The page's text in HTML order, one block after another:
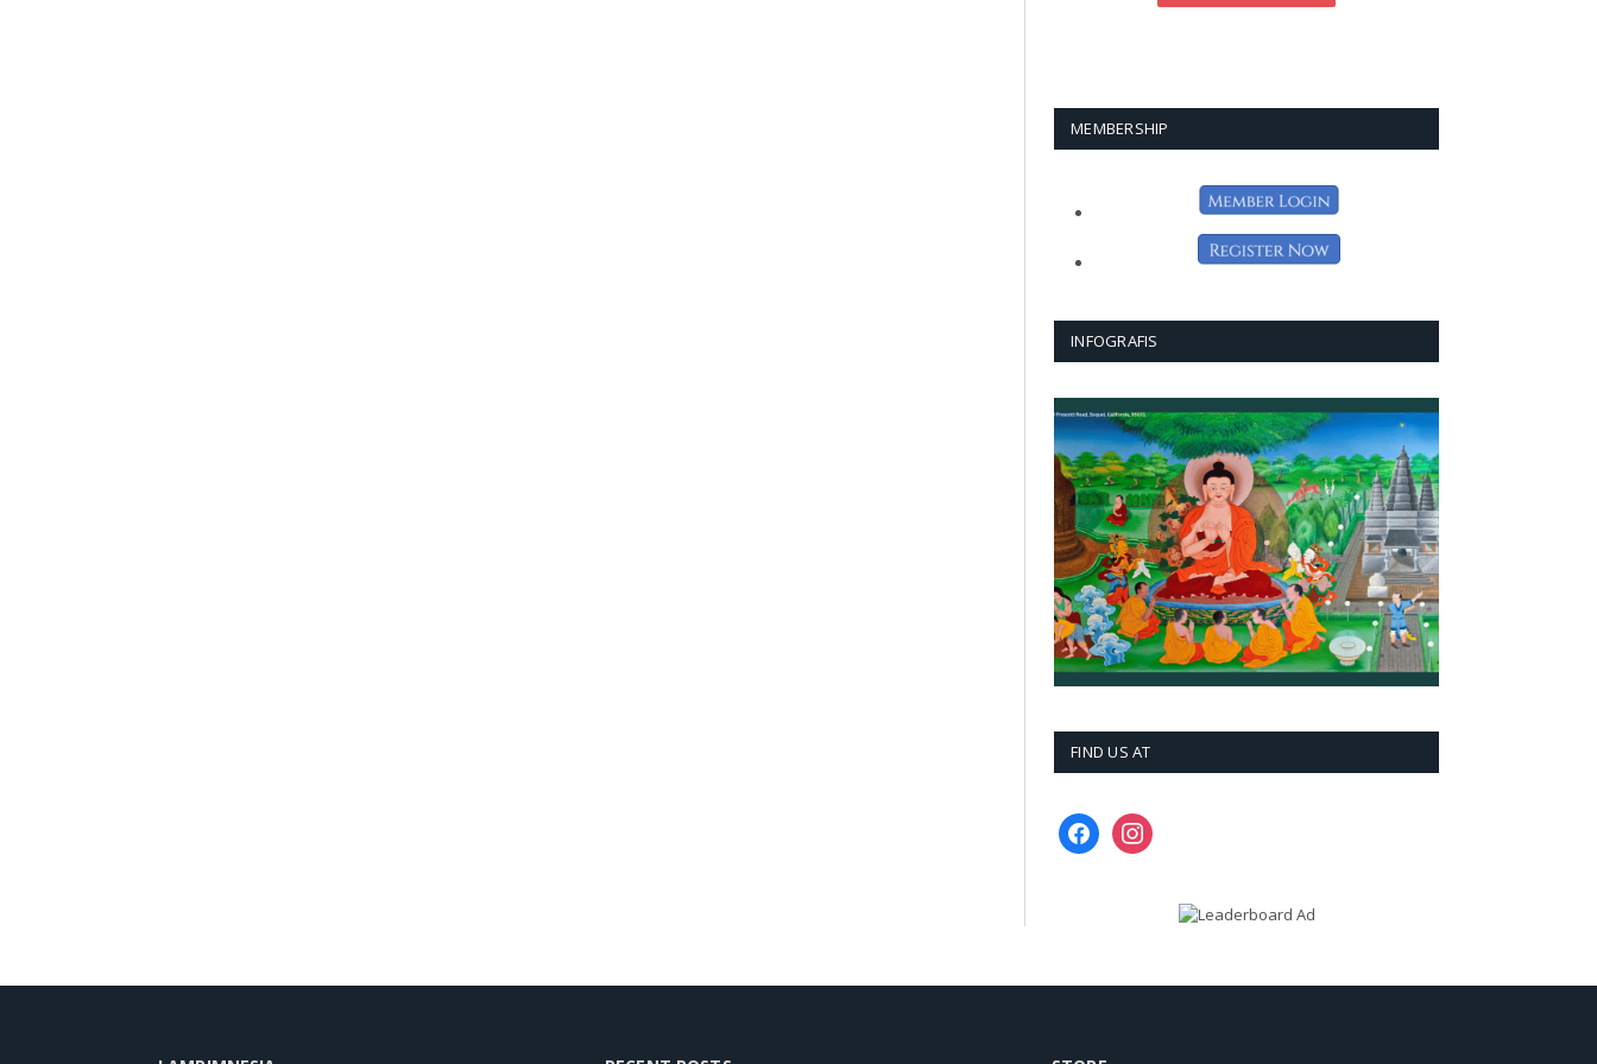
MEMBERSHIP
INFOGRAFIS
FIND US AT
facebookinstagram